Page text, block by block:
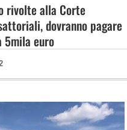
rivolte alla Corte
dovranno pagare
5mila euro